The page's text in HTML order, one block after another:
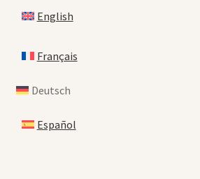
English
Français
Deutsch
Español